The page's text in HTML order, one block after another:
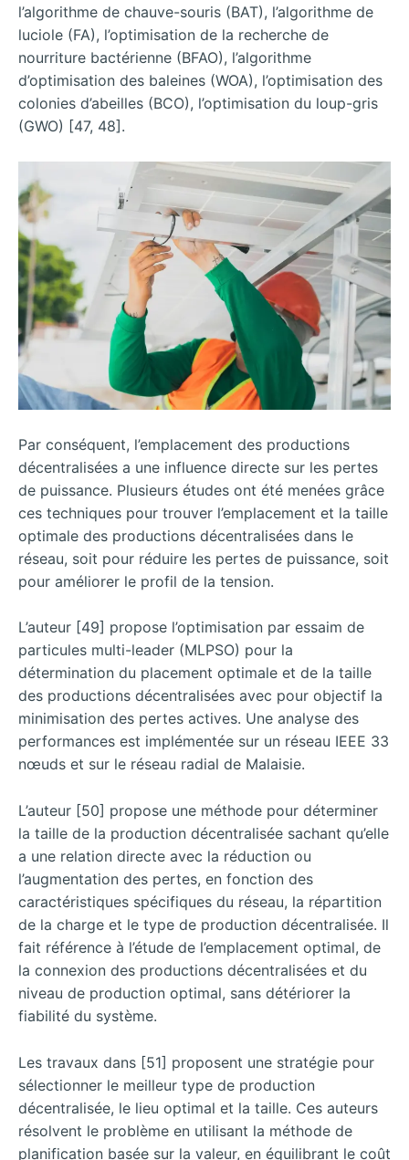
l’algorithme de chauve-souris (BAT), l’algorithme de
luciole (FA), l’optimisation de la recherche de
nourriture bactérienne (BFAO), l’algorithme
d’optimisation des baleines (WOA), l’optimisation des
colonies d’abeilles (BCO), l’optimisation du loup-gris
(GWO) [47, 48].
Par conséquent, l’emplacement des productions
décentralisées a une influence directe sur les pertes
de puissance. Plusieurs études ont été menées grâce
ces techniques pour trouver l’emplacement et la taille
optimale des productions décentralisées dans le
réseau, soit pour réduire les pertes de puissance, soit
pour améliorer le profil de la tension.
L’auteur [49] propose l’optimisation par essaim de
particules multi-leader (MLPSO) pour la
détermination du placement optimale et de la taille
des productions décentralisées avec pour objectif la
minimisation des pertes actives. Une analyse des
performances est implémentée sur un réseau IEEE 33
nœuds et sur le réseau radial de Malaisie.
L’auteur [50] propose une méthode pour déterminer
la taille de la production décentralisée sachant qu’elle
a une relation directe avec la réduction ou
l’augmentation des pertes, en fonction des
caractéristiques spécifiques du réseau, la répartition
de la charge et le type de production décentralisée. Il
fait référence à l’étude de l’emplacement optimal, de
la connexion des productions décentralisées et du
niveau de production optimal, sans détériorer la
fiabilité du système.
Les travaux dans [51] proposent une stratégie pour
sélectionner le meilleur type de production
décentralisée, le lieu optimal et la taille. Ces auteurs
résolvent le problème en utilisant la méthode de
planification basée sur la valeur, en équilibrant le coût